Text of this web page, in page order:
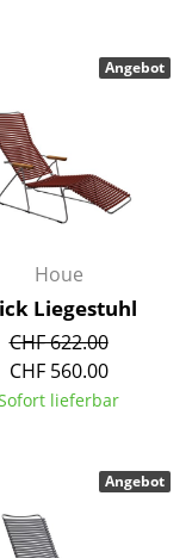
Houe
Liegestuhl
CHF 622.00
CHF 560.00
lieferbar
Angebot
Angebot